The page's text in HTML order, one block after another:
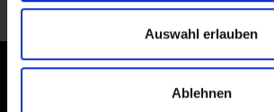
Auswahl erlauben
Ablehnen
ISCRIVITI ORA ALLA NEWSLETTER